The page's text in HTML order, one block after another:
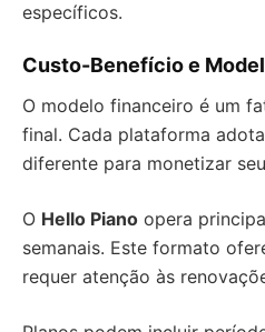
específicos.
Custo-Benefício e
O modelo financeiro é um
final. Cada plataforma
diferente para monetizar
O Hello Piano opera
semanais. Este formato
requer atenção às